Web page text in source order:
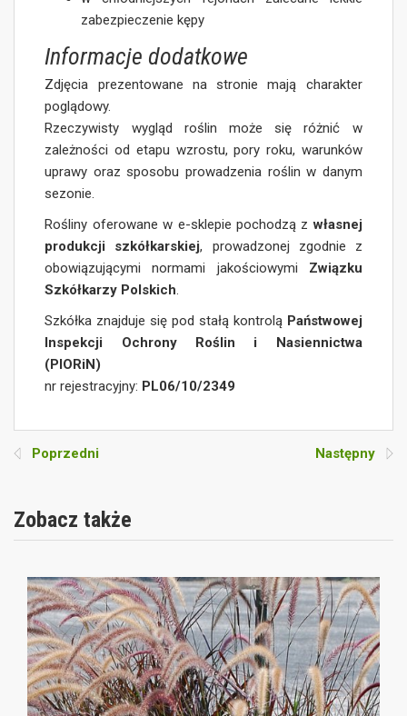
zabezpieczenie kępy
Informacje dodatkowe
Zdjęcia prezentowane na stronie mają charakter
poglądowy.
Rzeczywisty wygląd roślin może się różnić w
zależności od etapu wzrostu, pory roku, warunków
uprawy oraz sposobu prowadzenia roślin w danym
sezonie.
Rośliny oferowane w e-sklepie pochodzą zwłasnej
produkcji szkółkarskiej, prowadzonej zgodnie z
obowiązującymi normami jakościowymi Związku
Szkółkarzy Polskich.
Szkółka znajduje się pod stałą kontrolą Państwowej
Inspekcji Ochrony Roślin i Nasiennictwa
(PIORiN)
nr rejestracyjny: PL06/10/2349
Poprzedni Następny
Zobacz także